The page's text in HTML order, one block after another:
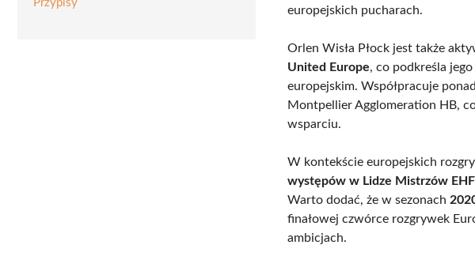
Przypisy
europejskich pucharach.
Orlen Wisła Płock jest także
United Europe, co podkreśla
europejskim. Współpracuje
Montpellier Agglomeration HB,
wsparciu.
W kontekście europejskich
występów w Lidze Mistrzów EHF
Warto dodać, że w sezonach
finałowej czwórce rozgrywek
ambicjach.